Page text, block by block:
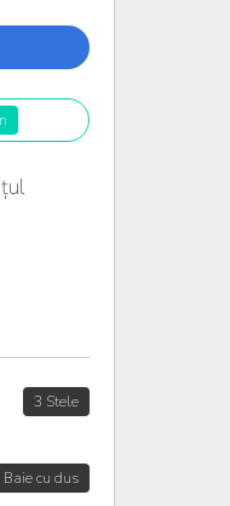
3 Stele
Baie cu dus